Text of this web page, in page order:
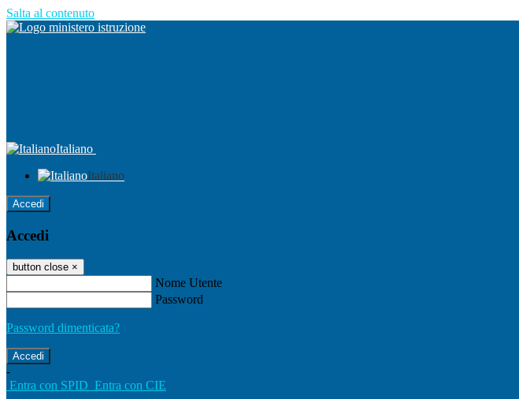
Salta al contenuto
Italiano
Italiano
Accedi
Accedi
button close ×
Nome Utente
Password
Password dimenticata?
-
Entra con SPID Entra con CIE